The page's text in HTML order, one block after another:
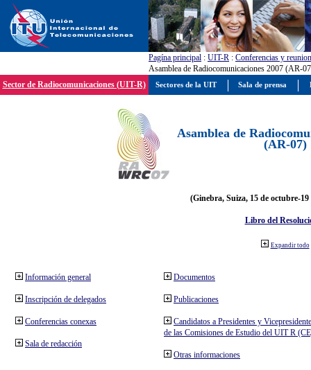
Pagína principal : UIT-R : Conferencias y
Asamblea de Radiocomunicaciones 2007 (AR-
Sector de Radiocomunicaciones (UIT-R)
Asamblea de
(AR-07)
(Ginebra, Suiza, 15 de octubre-19
Libro del
Expandir todo
Información general
Inscripción de delegados
Conferencias conexas
Sala de redacción
Documentos
Publicaciones
Candidatos a Presidentes y
de las Comisiones de Estudio del UIT R
Otras informaciones
Sectores de la UIT Sala de prensa